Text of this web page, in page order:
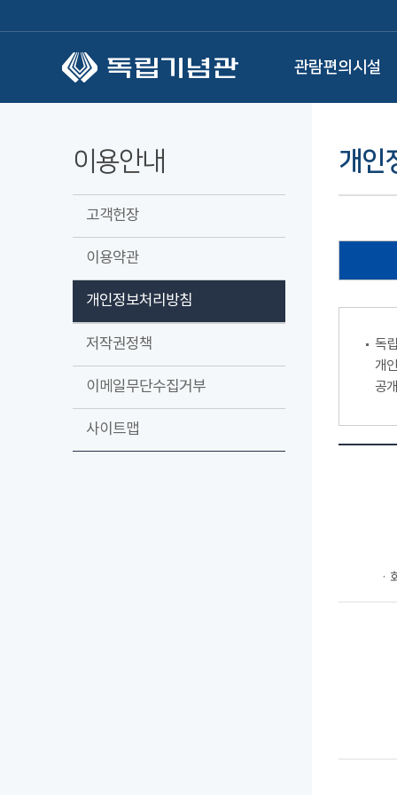
관람편의시설
이용안내
고객헌장
이용약관
개인정보처리방침
저작권정책
이메일무단수집거부
사이트맵
개인
독
개
공
ㆍ